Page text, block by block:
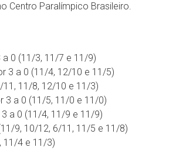
Centro Paralímpico Brasileiro.
a 0 (11/3, 11/7 e 11/9)
3 a 0 (11/4, 12/10 e 11/5)
11, 11/8, 12/10 e 11/3)
3 a 0 (11/5, 11/0 e 11/0)
a 0 (11/4, 11/9 e 11/9)
9, 10/12, 6/11, 11/5 e 11/8)
11/4 e 11/3)